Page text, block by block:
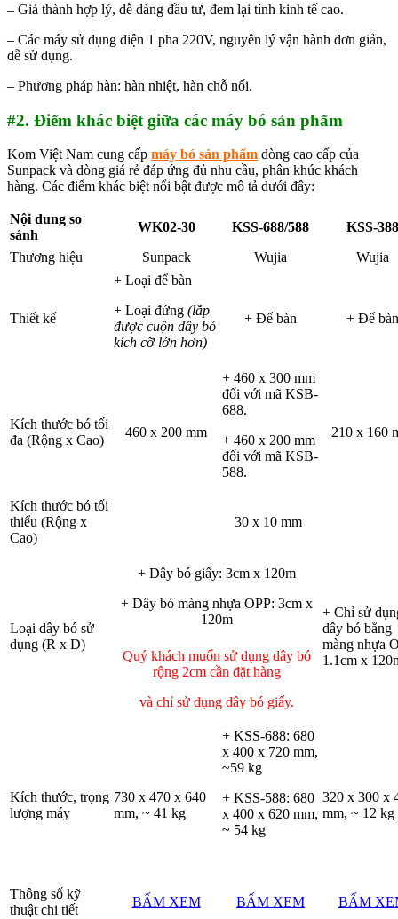
– Giá thành hợp lý, dễ dàng đầu tư, đem lại tính kinh tế cao.
– Các máy sử dụng điện 1 pha 220V, nguyên lý vận hành đơn giản,
dễ sử dụng.
– Phương pháp hàn: hàn nhiệt, hàn chỗ nối.
#2. Điểm khác biệt giữa các máy bó sản phẩm
Kom Việt Nam cung cấp máy bó sản phẩm dòng cao cấp của
Sunpack và dòng giá rẻ đáp ứng đủ nhu cầu, phân khúc khách
hàng. Các điểm khác biệt nổi bật được mô tả dưới đây:
Nội dung so
sánh
WK02-30 KSS-688/588
KSS-388
Thương hiệu
Sunpack Wujia Wujia
Thiết kế
+ Loại để bàn
+ Loại đứng (lắp
được cuộn dây bó
kích cỡ lớn hơn)
+ Để bàn + Để bàn
Kích thước bó tối
đa (Rộng x Cao)
460 x 200 mm
+ 460 x 300 mm
đối với mã KSB-
688.
+ 460 x 200 mm
đối với mã KSB-
588.
210 x 160
Kích thước bó tối
thiểu (Rộng x
Cao)
30 x 10 mm
Loại dây bó sử
dụng (R x D)
+ Dây bó giấy: 3cm x 120m
+ Dây bó màng nhựa OPP: 3cm x
120m
+ Chỉ sử
dây bó bằng
màng nhựa
1.1cm x
Quý khách muốn sử dụng dây bó
rộng 2cm cần đặt hàng
và chỉ sử dụng dây bó giấy.
Kích thước, trọng
lượng máy
730 x 470 x 640
mm, ~ 41 kg
+ KSS-688: 680
x 400 x 720 mm,
~59 kg
+ KSS-588: 680
x 400 x 620 mm,
~ 54 kg
320 x 300 x
mm, ~ 12 kg
Thông số kỹ
thuật chi tiết
BẤM XEM BẤM XEM BẤM